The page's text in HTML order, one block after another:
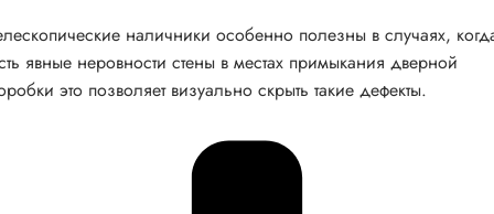
наличники особенно полезны в случаях,
явные неровности стены в местах примыкания дверной
это позволяет визуально скрыть такие дефекты.